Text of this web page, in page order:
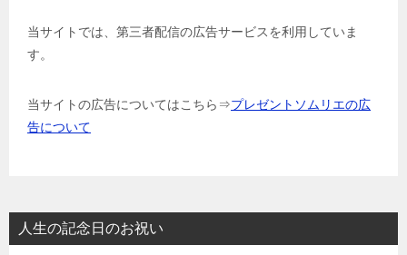
当サイトでは、第三者配信の広告サービスを利用していま
す。
当サイトの広告についてはこちら⇒プレゼントソムリエの広
告について
人生の記念日のお祝い